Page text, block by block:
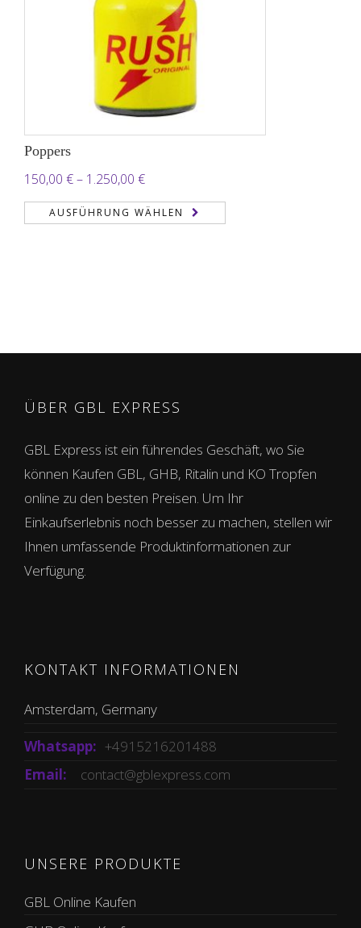
Poppers
150,00 €– 1.250,00 €Preisspanne:
150,00 €
bis
AUSFÜHRUNG WÄHLEN
ÜBER GBL EXPRESS
GBL Express ist ein führendes Geschäft, wo Sie
können Kaufen GBL, GHB, Ritalin und KO Tropfen
online zu den besten Preisen. Um Ihr
Einkaufserlebnis noch besser zu machen, stellen wir
Ihnen umfassende Produktinformationen zur
Verfügung.
KONTAKT INFORMATIONEN
Amsterdam, Germany
Whatsapp: +4915216201488
Email:
contact@gblexpress.com
UNSERE PRODUKTE
GBL Online Kaufen